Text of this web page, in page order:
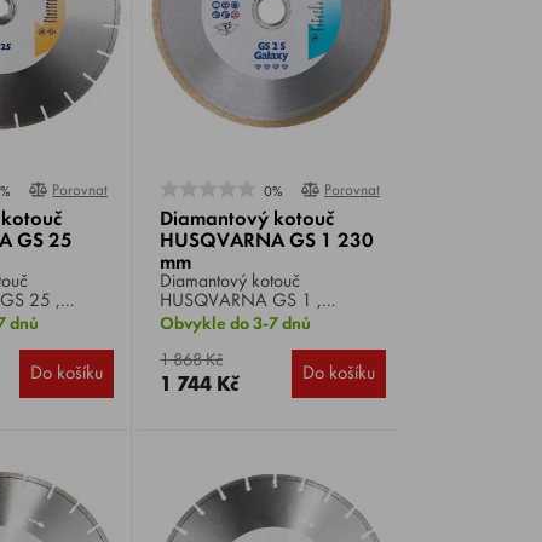
Porovnat
GS 25
25 ,
pro
řezání
jako jsou
mramor,
dnů
Do košíku
0% Porovnat
Diamantový kotouč
HUSQVARNA GS 1 230
mm
Diamantový kotouč
HUSQVARNA GS 1 ,
průměr 230 mm, vyvinut
speciálně pro řezání
skleněných dlaždic.
Obvykle do 3-7 dnů
1 868 Kč
1 744 Kč Do košíku